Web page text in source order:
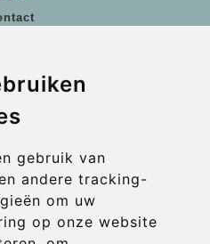
gebruik van
andere tracking-
om uw
op onze website
voorwaarden
preferences